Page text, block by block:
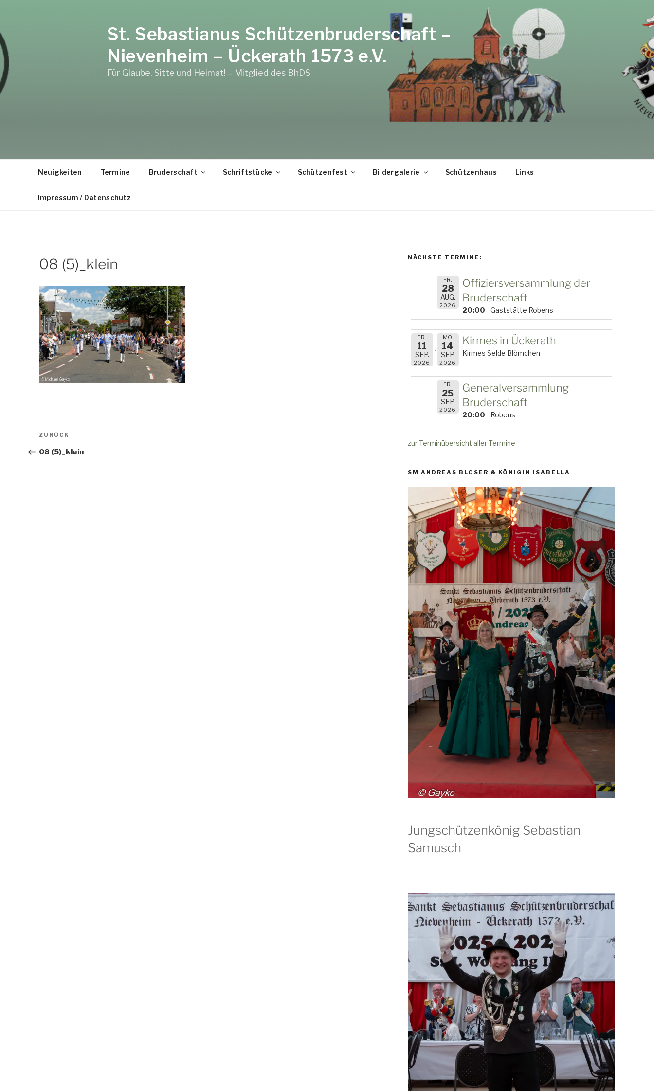
St. Sebastianus Schützenbruderschaft –
Nievenheim – Ückerath 1573 e.V.
Für Glaube, Sitte und Heimat! – Mitglied des BhDS
Neuigkeiten Termine Bruderschaft Schriftstücke Schützenfest Bildergalerie Schützenhaus Links
Impressum / Datenschutz
08 (5)_klein
Beitragsnavigation
Vorheriger
ZURÜCK
08 (5)_klein
NÄCHSTE TERMINE:
FR.
28
AUG.
2026
Offiziersversammlung der
Bruderschaft
20:00 Gaststätte Robens
FR.
11
SEP.
2026
MO.
14
SEP.
2026
Kirmes in Ückerath
Kirmes Selde Blömchen
FR.
25
SEP.
2026
Generalversammlung
Bruderschaft
20:00 Robens
zur Terminübersicht aller Termine
SM ANDREAS BLOSER & KÖNIGIN ISABELLA
Jungschützenkönig Sebastian
Samusch